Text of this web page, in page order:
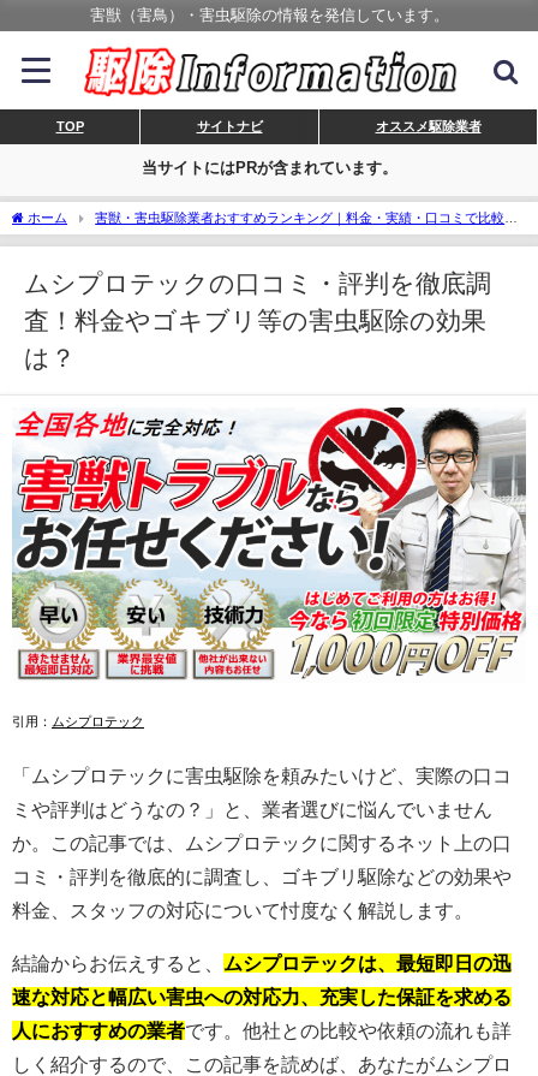
害獣（害鳥）・害虫駆除の情報を発信しています。
TOP サイトナビ オススメ駆除業者
当サイトにはPRが含まれています。
ホーム
害獣・害虫駆除業者おすすめランキング｜料金・実績・口コミで比較、
安心の業者選び！
ムシプロテックの口コミ・評判を徹底調査！料金やゴキブリ等
ムシプロテックの口コミ・評判を徹底調
査！料金やゴキブリ等の害虫駆除の効果
は？
引用： ムシプロテック
「ムシプロテックに害虫駆除を頼みたいけど、実際の口コ
ミや評判はどうなの？」と、業者選びに悩んでいません
か。この記事では、ムシプロテックに関するネット上の口
コミ・評判を徹底的に調査し、ゴキブリ駆除などの効果や
料金、スタッフの対応について忖度なく解説します。
結論からお伝えすると、 ムシプロテックは、最短即日の迅
速な対応と幅広い害虫への対応力、充実した保証を求める
人におすすめの業者です。他社との比較や依頼の流れも詳
しく紹介するので、この記事を読めば、あなたがムシプロ